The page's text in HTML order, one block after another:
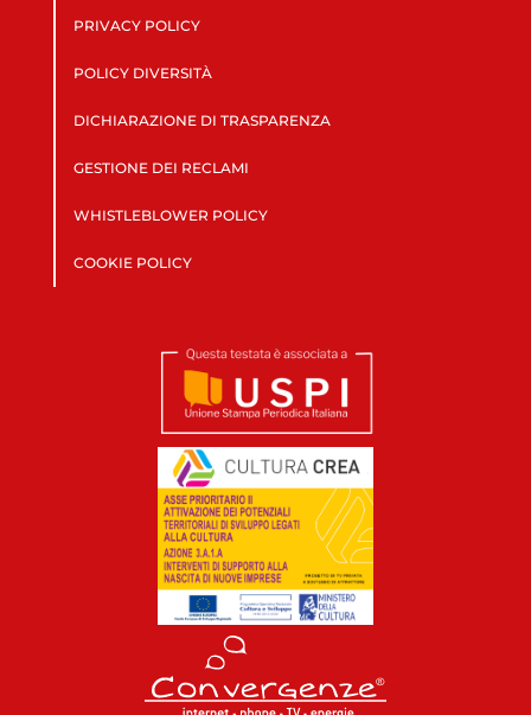
PRIVACY POLICY
POLICY DIVERSITÀ
DICHIARAZIONE DI TRASPARENZA
GESTIONE DEI RECLAMI
WHISTLEBLOWER POLICY
COOKIE POLICY